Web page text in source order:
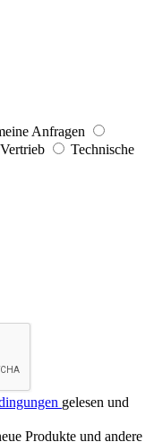
Anfragen
Vertrieb
Technische
gelesen und
Produkte und andere